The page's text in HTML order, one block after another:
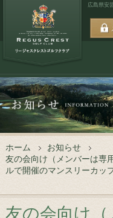
広島県安
ホーム
お知らせ
友の会向け（メンバーは専
ルで開催のマンスリーカッ
友の会向け